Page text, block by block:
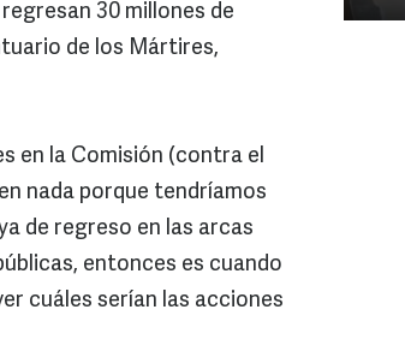
30 millones de
de los Mártires,
en la Comisión (contra el
nada porque tendríamos
de regreso en las arcas
entonces es cuando
cuáles serían las acciones